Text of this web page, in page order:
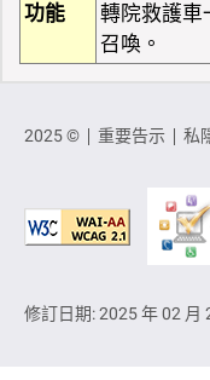
功能
轉院救護車
召喚。
2025 © 重要告示 私
修訂日期: 2025 年 02 月